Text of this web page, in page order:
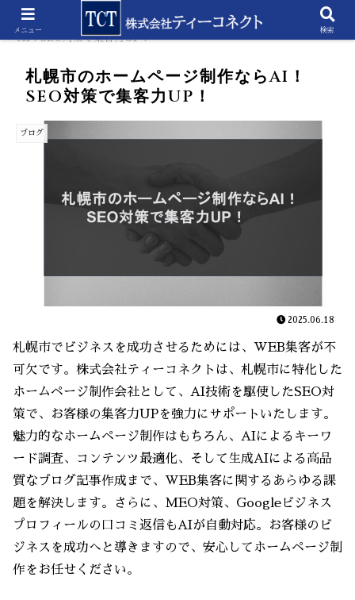
ホーム ブログ
札幌市のホームページ制作なら
AI！SEO対策で集客力UP！
札幌市のホームページ制作ならAI！
SEO対策で集客力UP！
ブログ
2025.06.18
札幌市でビジネスを成功させるためには、WEB集客が不
可欠です。株式会社ティーコネクトは、札幌市に特化した
ホームページ制作会社として、AI技術を駆使したSEO対
策で、お客様の集客力UPを強力にサポートいたします。
魅力的なホームページ制作はもちろん、AIによるキーワ
ード調査、コンテンツ最適化、そして生成AIによる高品
質なブログ記事作成まで、WEB集客に関するあらゆる課
題を解決します。さらに、MEO対策、Googleビジネス
プロフィールの口コミ返信もAIが自動対応。お客様のビ
ジネスを成功へと導きますので、安心してホームページ制
作をお任せください。
メニュー 検索